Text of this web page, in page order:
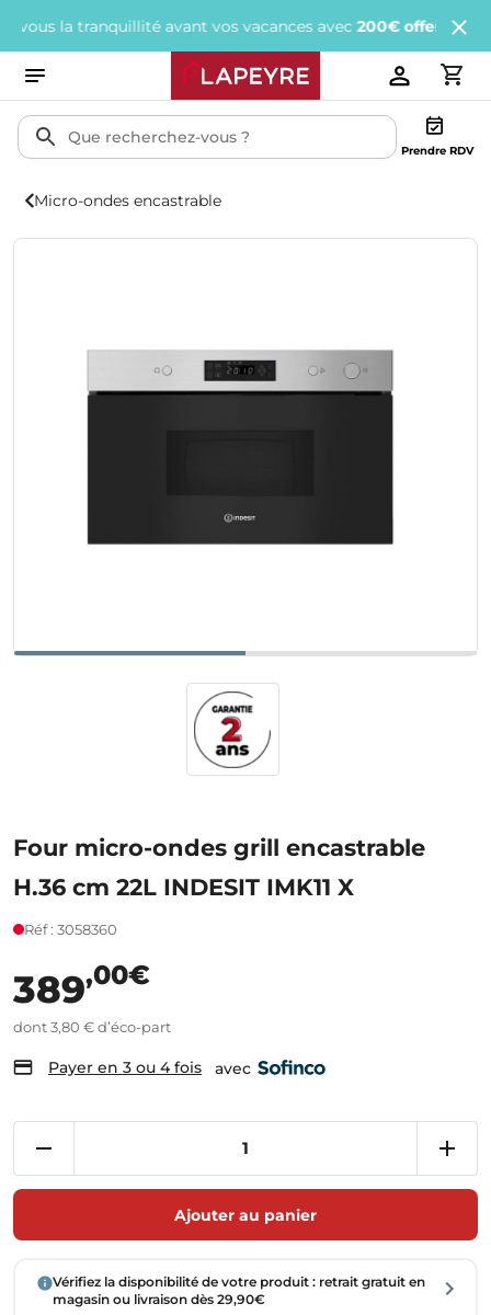
la tranquillité avant vos vacances avec200€ offertstous les 1
Prendre RDV
Micro-ondes encastrable
Four micro-ondes grill encastrable
H.36 cm 22L INDESIT IMK11 X
Réf : 3058360
389,00€
dont 3,80 € d’éco-part
Payer en 3 ou 4 fois avec
Ajouter au panier
Vérifiez la disponibilité de votre produit : retrait gratuit en
magasin ou livraison dès 29,90€